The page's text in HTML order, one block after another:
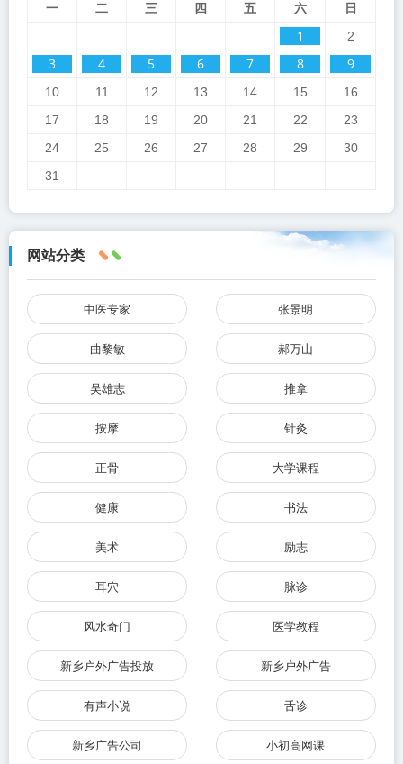
一 二 三 四 五 六 日
1 2
3 4 5 6 7 8 9
10 11 12 13 14 15
16
17
18 19 20 21 22
23
24
25 26 27 28 29
30
31
网站分类
中医专家 张景明
曲黎敏 郝万山
吴雄志 推拿
按摩 针灸
正骨 大学课程
健康 书法
美术 励志
耳穴 脉诊
风水奇门 医学教程
新乡户外广告投放 新乡户外广告
有声小说 舌诊
新乡广告公司 小初高网课